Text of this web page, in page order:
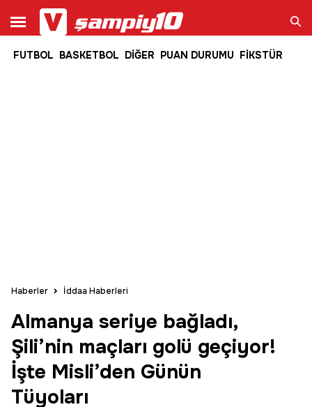
FUTBOL BASKETBOL DİĞER PUAN DURUMU FİKSTÜRAra
Haberler İddaa Haberleri
Almanya seriye bağladı,
Şili’nin maçları golü geçiyor!
İşte Misli’den Günün
Tüyoları